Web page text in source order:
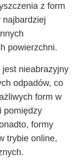
z form
najbardziej
powierzchni.
nieabrazyjny
odpadów, co
form w
pomiędzy
formy
trybie online,